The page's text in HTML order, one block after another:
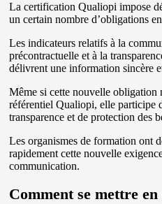
La certification Qualiopi impose
un certain nombre d’obligations
Les indicateurs relatifs à la
précontractuelle et à la
délivrent une information sincère
Même si cette nouvelle obligation
référentiel Qualiopi, elle participe
transparence et de protection des
Les organismes de formation ont
rapidement cette nouvelle
communication.
Comment se mettre